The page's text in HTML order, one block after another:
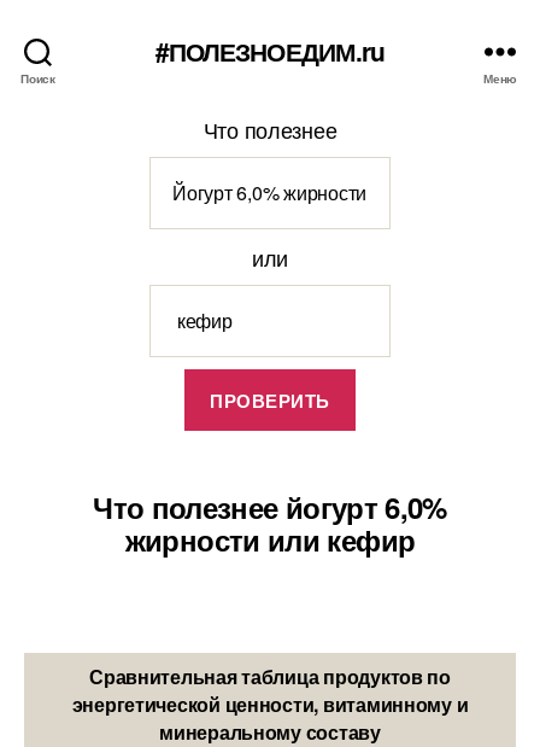
Поиск
#ПОЛЕЗНОЕДИМ.ru
Меню
Что полезнее
или
Что полезнее йогурт 6,0%
жирности или кефир
Сравнительная таблица продуктов по
энергетической ценности, витаминному и
минеральному составу